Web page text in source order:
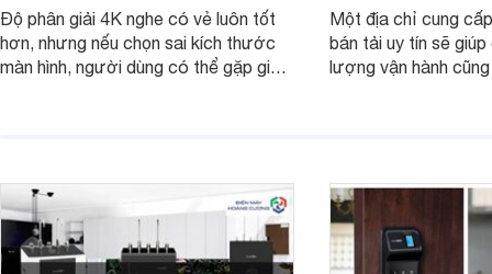
Độ phân giải 4K nghe có vẻ luôn tốt
hơn, nhưng nếu chọn sai kích thước
màn hình, người dùng có thể gặp giao
Một địa chỉ cung
bán tải uy tín sẽ
lượng vận hành